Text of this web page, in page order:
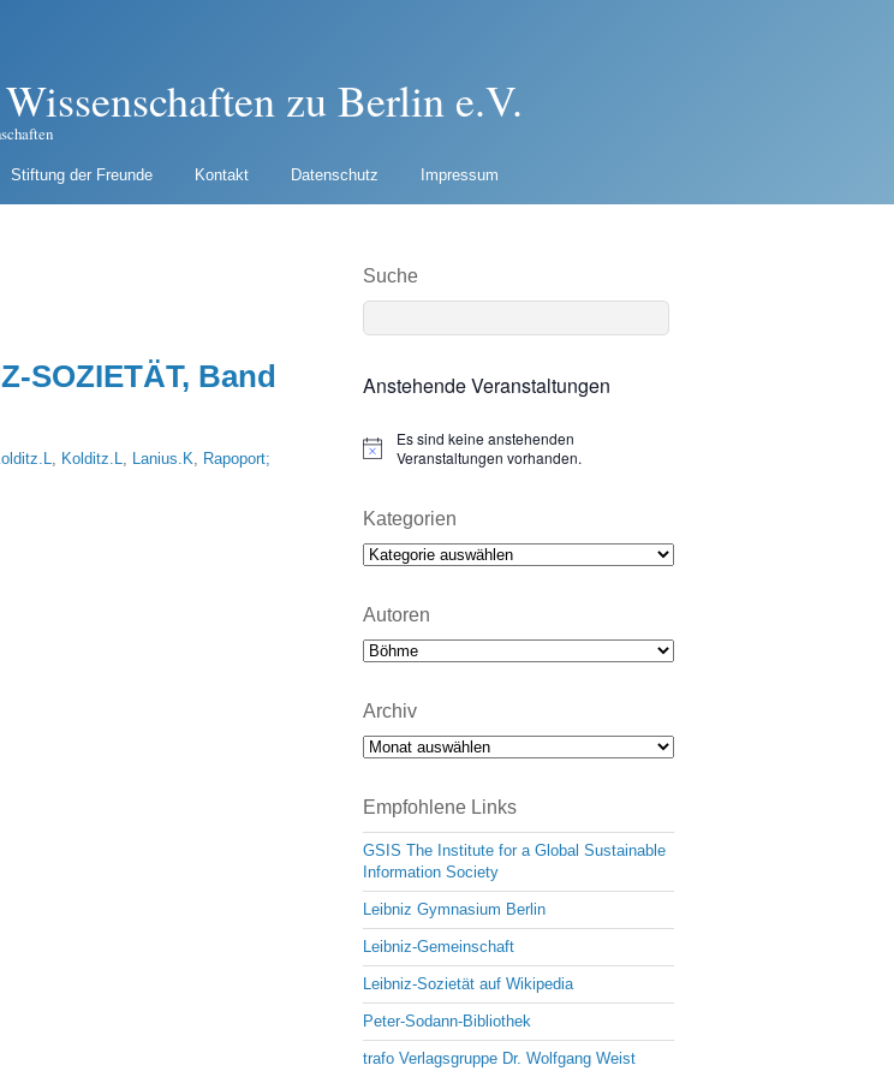
zu Berlin e.V.
Stiftung der Freunde Kontakt Datenschutz Impressum
SOZIETÄT, Band
Kolditz.L Lanius.K
Rapoport;
Suche
Anstehende Veranstaltungen
N
i
c
e
Es sind keine anstehenden
Veranstaltungen vorhanden.
Kategorien
Kategorien
Autoren
Archiv
Archiv
Empfohlene Links
GSIS The Institute for a Global Sustainable
Information Society
Leibniz Gymnasium Berlin
Leibniz-Gemeinschaft
Leibniz-Sozietät auf Wikipedia
Peter-Sodann-Bibliothek
trafo Verlagsgruppe Dr. Wolfgang Weist